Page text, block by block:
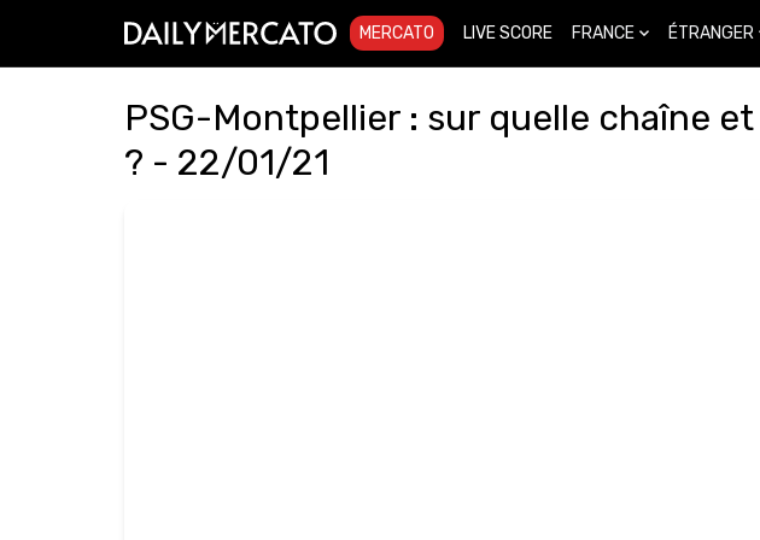
MERCATO LIVE SCORE FRANCE ÉTRANGER
PSG-Montpellier : sur quelle chaîne
? - 22/01/21